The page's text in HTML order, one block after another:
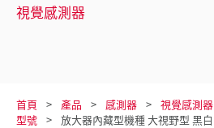
視覺感測器
首頁 產品 感測器 視覺感測器
型號
放大器內藏型機種 大視野型 黑白